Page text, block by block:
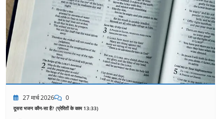
27 मार्च 2026 0
दूसरा भजन कौन-सा है? (प्रेरितों के काम 13:33)